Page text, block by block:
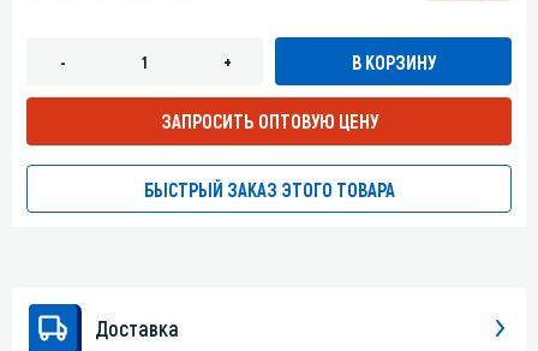
- + В КОРЗИНУ
ЗАПРОСИТЬ ОПТОВУЮ ЦЕНУ
БЫСТРЫЙ ЗАКАЗ ЭТОГО ТОВАРА
Доставка